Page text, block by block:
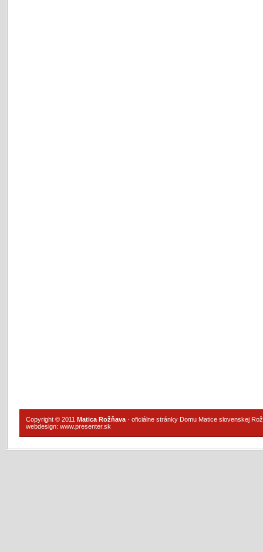
Copyright © 2011 Matica Rožňava · oficiálne stránky Domu Matice slovenskej
webdesign: www.presenter.sk